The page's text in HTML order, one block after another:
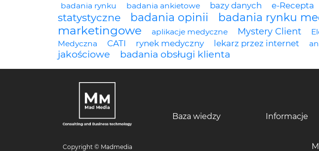
badania rynku badania ankietowe bazy danych e-Recepta
statystyczne
badania opinii badania rynku
marketingowe
aplikacje medyczne Mystery Client
Medyczna
CATI rynek medyczny lekarz przez internet
jakościowe
badania obsługi klienta
Copyright © Madmedia
Baza wiedzy Informacje